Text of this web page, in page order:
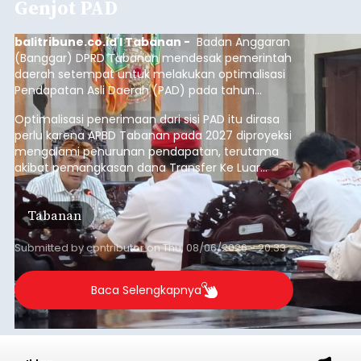
Genjot PAD
balitribune.co.id I Tabanan - Badan Anggaran
(Banggar) DPRD Tabanan mendesak pemerintah
daerah setempat untuk melakukan optimalisasi
Pendapatan Asli Daerah (PAD) pada tahun
anggaran 2027.
Optimalisasi penerimaan dari sisi PAD itu dirasa
perlu karena APBD Tabanan pada 2027 diproyeksi
mengalami penurunan pendapatan, terutama
akibat pemangkasan dana Transfer Ke Luar
Daerah (TKD) dari pemerintah pusat.
Tabanan
Submitted bycontributoronThu, 08/06/2026 - 20:33
Baca Selengkapnya